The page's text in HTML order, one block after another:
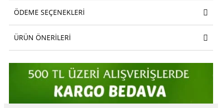
ÖDEME SEÇENEKLERI
ÜRÜN ÖNERILERI